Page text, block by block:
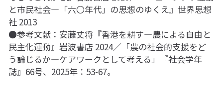
と市民社会―「六〇年代」の思想のゆくえ』世界思想
社 2013
●参考文献：安藤丈将『香港を耕す―農による自由と
民主化運動』岩波書店 2024／「農の社会的支援をど
う論じるか―ケアワークとして考える」『社会学年
誌』66号、2025年：53-67。